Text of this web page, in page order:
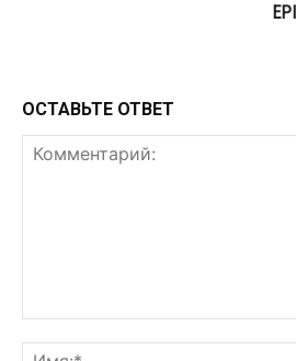
ОСТАВЬТЕ ОТВЕТ